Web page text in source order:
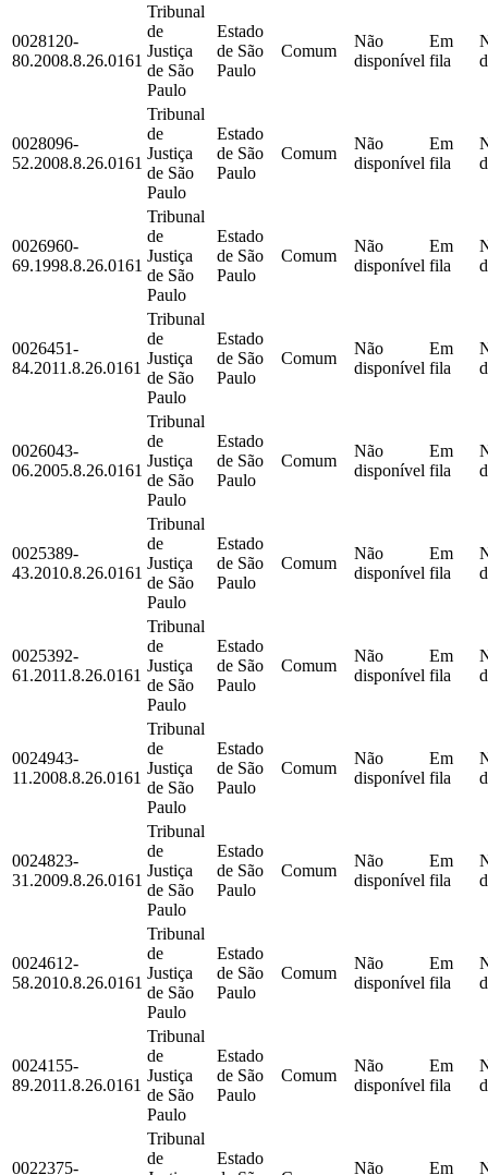
0028120-
80.2008.8.26.0161
Tribunal
de
Justiça
de São
Paulo
Estado
de São
Paulo
Comum
Não
disponível
Em
fila
0028096-
52.2008.8.26.0161
Tribunal
de
Justiça
de São
Paulo
Estado
de São
Paulo
Comum
Não
disponível
Em
fila
0026960-
69.1998.8.26.0161
Tribunal
de
Justiça
de São
Paulo
Estado
de São
Paulo
Comum
Não
disponível
Em
fila
0026451-
84.2011.8.26.0161
Tribunal
de
Justiça
de São
Paulo
Estado
de São
Paulo
Comum
Não
disponível
Em
fila
0026043-
06.2005.8.26.0161
Tribunal
de
Justiça
de São
Paulo
Estado
de São
Paulo
Comum
Não
disponível
Em
fila
0025389-
43.2010.8.26.0161
Tribunal
de
Justiça
de São
Paulo
Estado
de São
Paulo
Comum
Não
disponível
Em
fila
0025392-
61.2011.8.26.0161
Tribunal
de
Justiça
de São
Paulo
Estado
de São
Paulo
Comum
Não
disponível
Em
fila
0024943-
11.2008.8.26.0161
Tribunal
de
Justiça
de São
Paulo
Estado
de São
Paulo
Comum
Não
disponível
Em
fila
0024823-
31.2009.8.26.0161
Tribunal
de
Justiça
de São
Paulo
Estado
de São
Paulo
Comum
Não
disponível
Em
fila
0024612-
58.2010.8.26.0161
Tribunal
de
Justiça
de São
Paulo
Estado
de São
Paulo
Comum
Não
disponível
Em
fila
0024155-
89.2011.8.26.0161
Tribunal
de
Justiça
de São
Paulo
Estado
de São
Paulo
Comum
Não
disponível
Em
fila
0022375-
Tribunal
de
Estado
Não Em